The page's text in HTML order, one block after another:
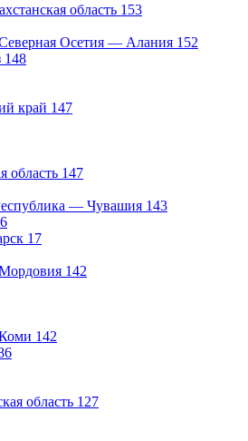
область 153
Осетия — Алания 152
148
край 147
область 147
— Чувашия 143
17
142
142
область 127